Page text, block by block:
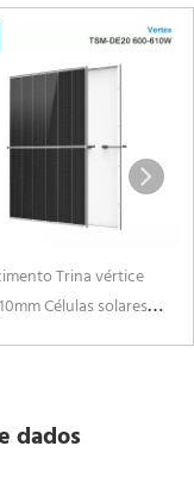
Trina vértice
Células solares
do painel
dados